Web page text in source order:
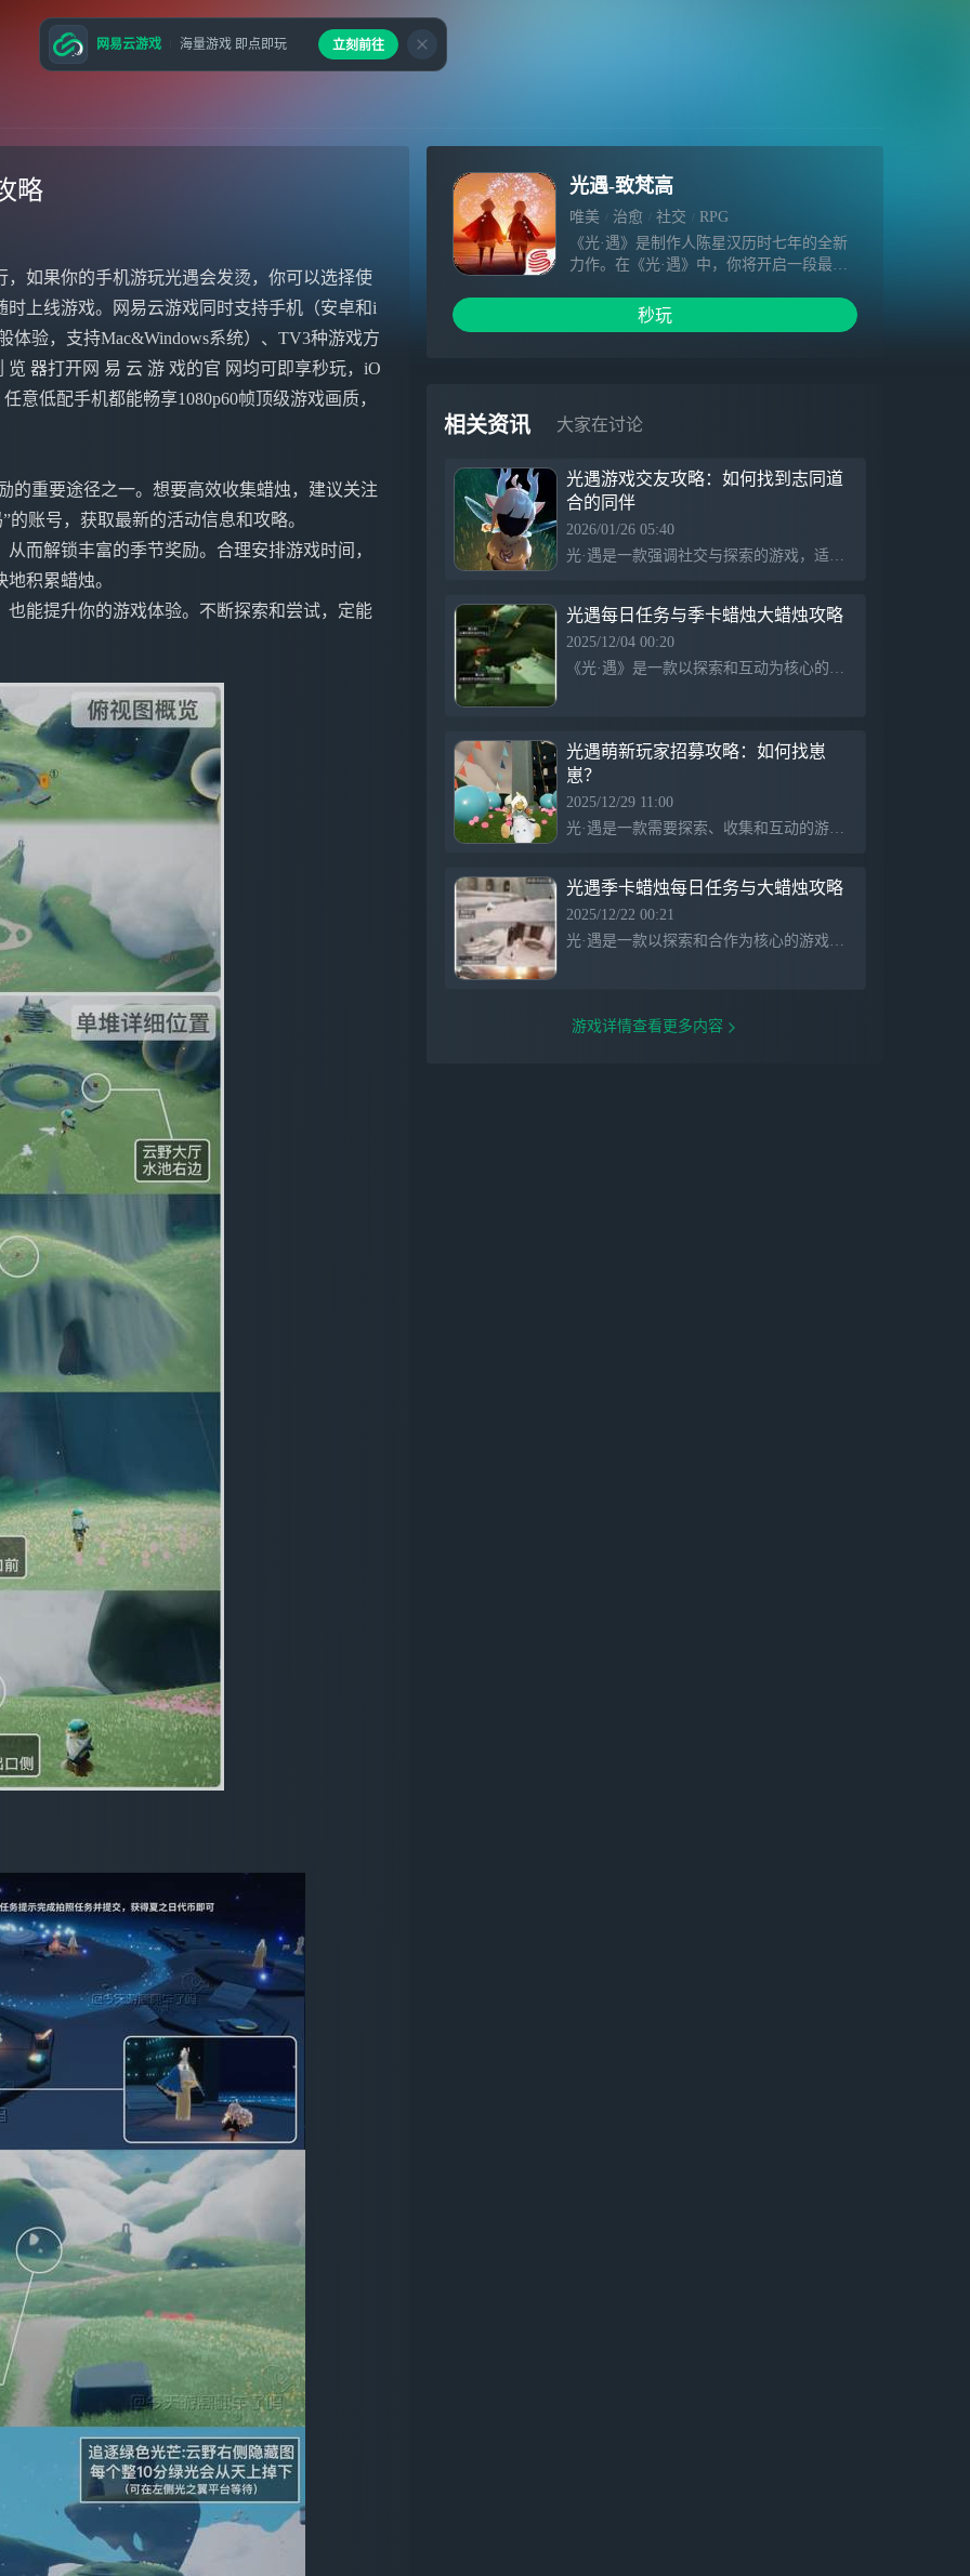
略
如果你的手机游玩光遇会发烫，你可以选择使
上线游戏。网易云游戏同时支持手机（安卓和i
体验，支持Mac&Windows系统）、TV3种游戏方
器打开网 易 云 游 戏的官 网均可即享秒玩，iO
意低配手机都能畅享1080p60帧顶级游戏画质，
的重要途径之一。想要高效收集蜡烛，建议关注
的账号，获取最新的活动信息和攻略。
而解锁丰富的季节奖励。合理安排游戏时间，
积累蜡烛。
能提升你的游戏体验。不断探索和尝试，定能
光遇-致梵高
唯美 治愈 社交
RPG
《光·遇》是制作人陈星汉历时七年的全新
力作。在《光·遇》中，你将开启一段最暖
风，不期而遇的真挚美好，柔美的风云间充
满着温暖与感动，唤醒你心中最柔软的部
秒玩
相关资讯 大家在讨论
光遇游戏交友攻略：如何找到志同道
合的同伴
2026/01/26 05:40
光·遇是一款强调社交与探索的游戏，适合喜欢随缘交友、深度交流的玩家。游戏内支持多样的关系类型，玩家可以结识不同背景的朋友，享受无雷的互动体验。游戏以美丽的画面和温馨的氛围为特色，适合喜欢二次元、互动和自由创造的玩家。
光遇每日任务与季卡蜡烛大蜡烛攻略
2025/12/04 00:20
《光·遇》是一款以探索和互动为核心的手游，提供丰富的季卡蜡烛每日任务和大蜡烛，玩家可以通过微博攻略获取游戏最新内容和技巧，体验唯美的游戏世界。
光遇萌新玩家招募攻略：如何找崽
崽？
2025/12/29 11:00
光·遇是一款需要探索、收集和互动的游戏，玩家可以体验蹲崽崽、跑图、献祭、弹琴等多样玩法，适合喜欢慢节奏和萌系元素的玩家，尤其适合半萌新和喜欢慢热氛围的玩家。
光遇季卡蜡烛每日任务与大蜡烛攻略
2025/12/22 00:21
光·遇是一款以探索和合作为核心的游戏，玩家通过完成每日季卡蜡烛任务获取奖励，体验丰富的冒险和互动内容。
游戏详情查看更多内容
网易云游戏 海量游戏 即点即玩 立刻前往